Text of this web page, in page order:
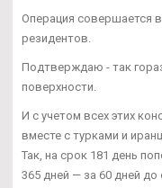
Операция совершается
резидентов.
Подтверждаю - так
поверхности.
И с учетом всех этих
вместе с турками и
Так, на срок 181 день
365 дней — за 60 дней до